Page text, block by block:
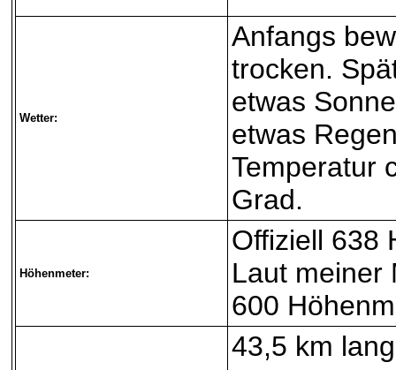
Wetter:
Anfangs
trocken.
etwas
etwas
Temperatur
Grad.
Höhenmeter:
Offiziell 638
Laut meiner
600
43,5 km